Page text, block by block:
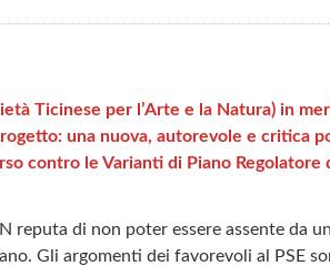
Ticinese per l’Arte e la Natura) in
una nuova, autorevole e critica
contro le Varianti di Piano
reputa di non poter essere assente da
Gli argomenti dei favorevoli al PSE